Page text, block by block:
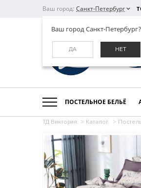
Ваш город: Санкт-Петербург
Ваш город Санкт-Петербург?
ДА НЕТ
ПОСТЕЛЬНОЕ БЕЛЬЁ
ТД Виктория. > Каталог. >